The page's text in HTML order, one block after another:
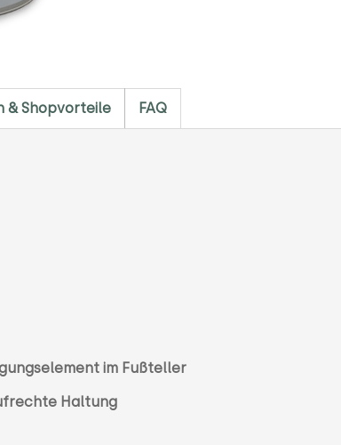
& Shopvorteile FAQ
im Fußteller
Haltung